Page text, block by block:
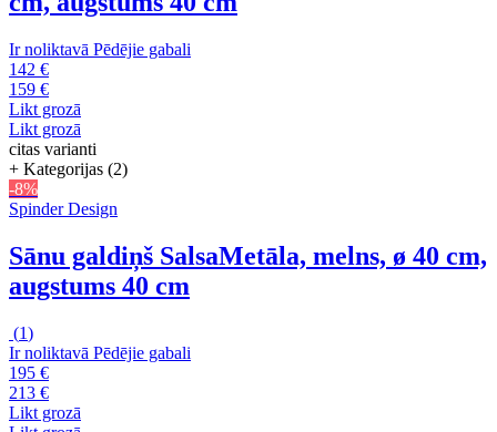
Ir noliktavā Pēdējie gabali
142 €
159 €
Likt grozā
Likt grozā
citas varianti
+ Kategorijas (2)
-8%
Spinder Design
Sānu galdiņš SalsaMetāla, melns, ø 40 cm,
augstums 40 cm
(1)
Ir noliktavā Pēdējie gabali
195 €
213 €
Likt grozā